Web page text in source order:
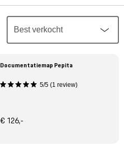
Documentatiemap Pepita
5/5 (1 review)
€ 126,-